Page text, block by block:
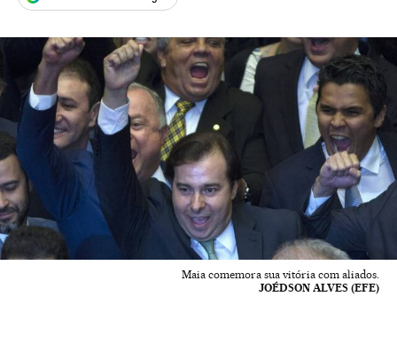
Maia comemora sua vitória com aliados.
JOÉDSON ALVES (EFE)